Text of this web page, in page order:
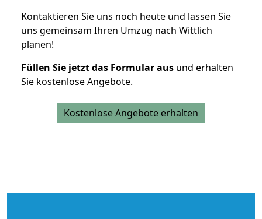
Kontaktieren Sie uns noch heute und lassen Sie
uns gemeinsam Ihren Umzug nach Wittlich
planen!
Füllen Sie jetzt das Formular aus und erhalten
Sie kostenlose Angebote.
Kostenlose Angebote erhalten